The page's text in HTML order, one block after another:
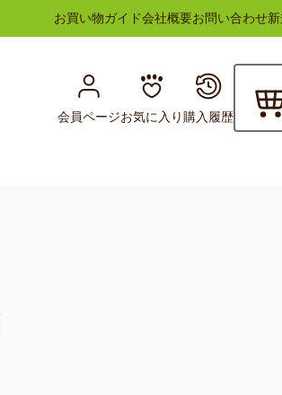
お買い物ガイド会社概要お問い合わせ
会員ページお気に入り 購入履歴